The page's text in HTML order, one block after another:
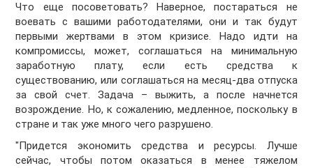
Что еще посоветовать? Наверное, постараться не
воевать с вашими работодателями, они и так будут
первыми жертвами в этом кризисе. Надо идти на
компромиссы, может, соглашаться на минимальную
заработную плату, если есть средства к
существованию, или соглашаться на месяц-два отпуска
за свой счет. Задача – выжить, а после начнется
возрождение. Но, к сожалению, медленное, поскольку в
стране и так уже много чего разрушено.
"Придется экономить средства и ресурсы. Лучше
сейчас, чтобы потом оказаться в менее тяжелом